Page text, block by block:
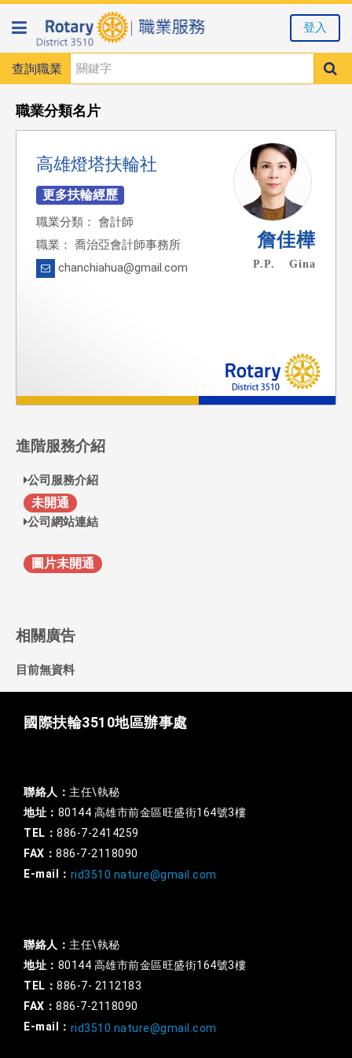
查詢職業
登入
職業分類名片
高雄燈塔扶輪社
職業分類： 會計師
職業： 喬治亞會計師事務所
chanchiahua@gmail.com
詹佳樺
P.P. Gina
進階服務介紹
公司服務介紹
未開通
公司網站連結
圖片未開通
相關廣告
目前無資料
國際扶輪3510地區辦事處
聯絡人： 主任\執秘
地址： 80144 高雄市前金區旺盛街164號3樓
TEL： 886-7-2414259
FAX： 886-7-2118090
E-mail： rid3510.nature@gmail.com
聯絡人： 主任\執秘
地址： 80144 高雄市前金區旺盛街164號3樓
TEL： 886-7- 2112183
FAX： 886-7-2118090
E-mail： rid3510.nature@gmail.com